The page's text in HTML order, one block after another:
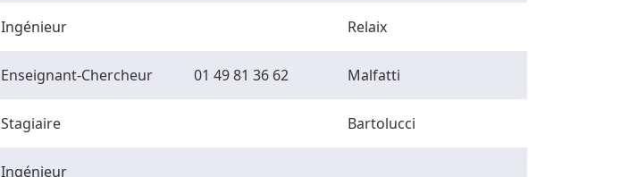
Ingénieur Relaix
Enseignant-Chercheur 01 49 81 36 62 Malfatti
Stagiaire Bartolucci
Ingénieur